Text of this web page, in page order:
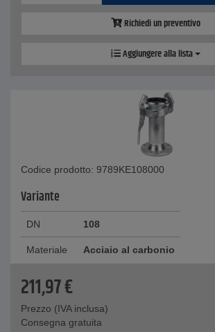
Richiedi un preventivo
Aggiungere alla lista
Codice prodotto: 9789KE108000
Variante
DN 108
Materiale Acciaio al carbonio
211,97€
Prezzo (IVA inclusa)
Consegna gratuita